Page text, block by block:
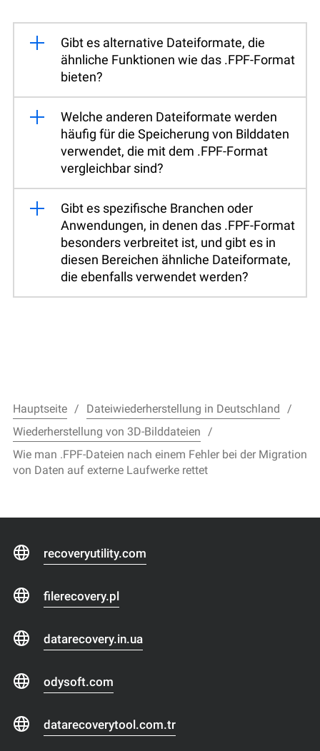
Gibt es alternative Dateiformate, die
ähnliche Funktionen wie das .FPF-Format
bieten?
Welche anderen Dateiformate werden
häufig für die Speicherung von Bilddaten
verwendet, die mit dem .FPF-Format
vergleichbar sind?
Gibt es spezifische Branchen oder
Anwendungen, in denen das .FPF-Format
besonders verbreitet ist, und gibt es in
diesen Bereichen ähnliche Dateiformate,
die ebenfalls verwendet werden?
Hauptseite
Dateiwiederherstellung in Deutschland
Wiederherstellung von 3D-Bilddateien
Wie man .FPF-Dateien nach einem Fehler bei der Migration
von Daten auf externe Laufwerke rettet
recoveryutility.com
filerecovery.pl
datarecovery.in.ua
odysoft.com
datarecoverytool.com.tr